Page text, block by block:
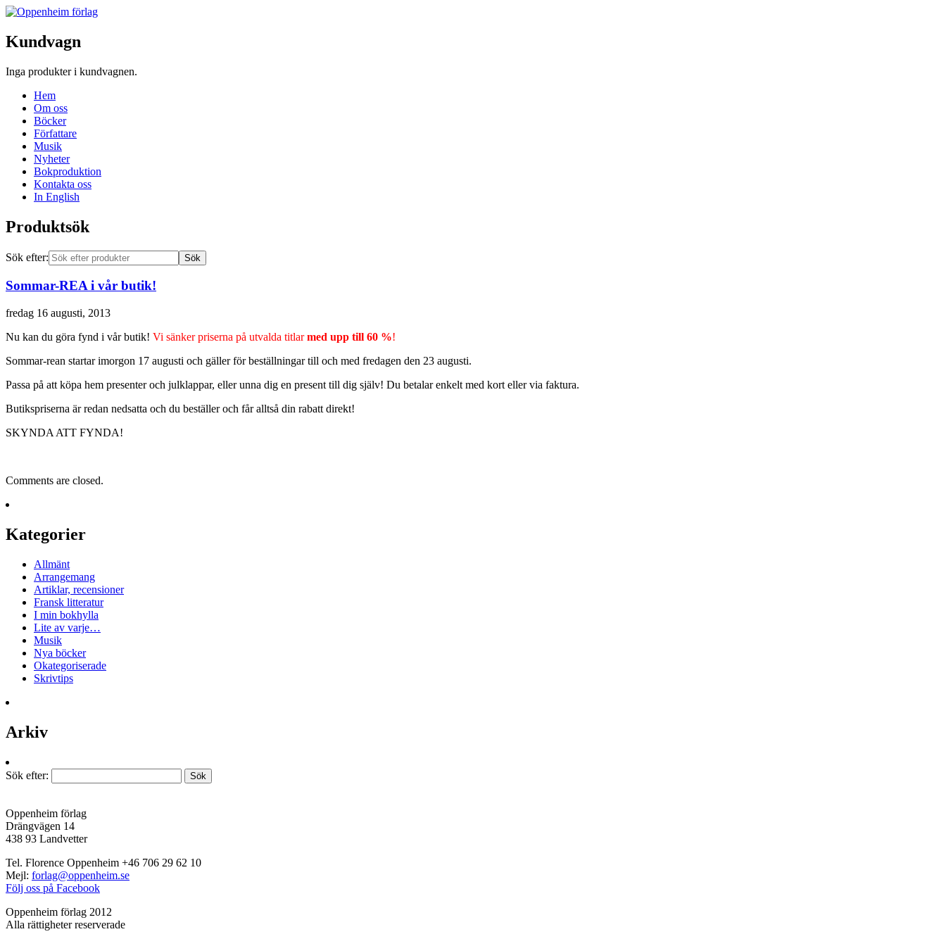
Kundvagn
Inga produkter i kundvagnen.
Hem
Om oss
Böcker
Författare
Musik
Nyheter
Bokproduktion
Kontakta oss
In English
Produktsök
Sök efter:
Sommar-REA i vår butik!
fredag 16 augusti, 2013
Nu kan du göra fynd i vår butik! Vi sänker priserna på utvalda titlarmed upp till 60 %!
Sommar-rean startar imorgon 17 augusti och gäller för beställningar till och med fredagen den 23 augusti.
Passa på att köpa hem presenter och julklappar, eller unna dig en present till dig själv! Du betalar enkelt med kort eller via faktura.
Butikspriserna är redan nedsatta och du beställer och får alltså din rabatt direkt!
SKYNDA ATT FYNDA!
Comments are closed.
Kategorier
Allmänt
Arrangemang
Artiklar, recensioner
Fransk litteratur
I min bokhylla
Lite av varje…
Musik
Nya böcker
Okategoriserade
Skrivtips
Arkiv
Sök efter:
Oppenheim förlag
Drängvägen 14
438 93 Landvetter
Tel. Florence Oppenheim +46 706 29 62 10
Mejl: forlag@oppenheim.se
Följ oss på Facebook
Oppenheim förlag 2012
Alla rättigheter reserverade